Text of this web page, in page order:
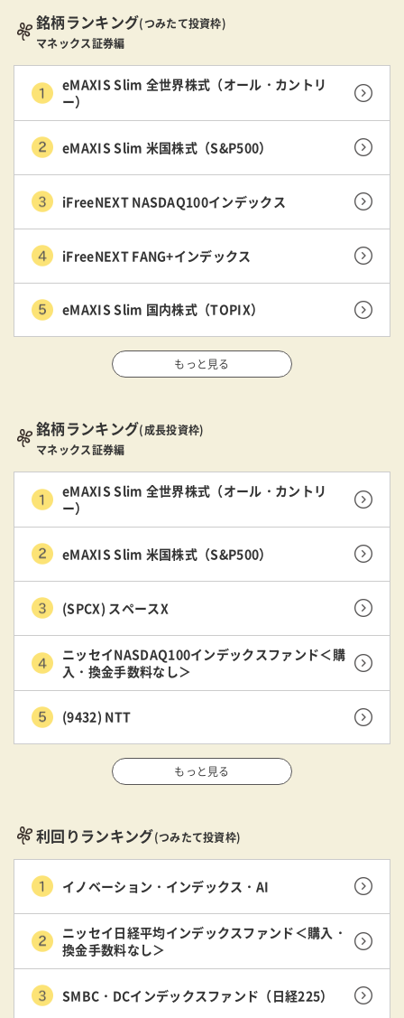
銘柄ランキング(つみたて投資枠)
マネックス証券編
eMAXIS Slim 全世界株式（オール・カントリ
ー）
eMAXIS Slim 米国株式（S&P500）
iFreeNEXT NASDAQ100インデックス
iFreeNEXT FANG+インデックス
eMAXIS Slim 国内株式（TOPIX）
もっと見る
銘柄ランキング(成長投資枠)
マネックス証券編
eMAXIS Slim 全世界株式（オール・カントリ
ー）
eMAXIS Slim 米国株式（S&P500）
(SPCX) スペースX
ニッセイNASDAQ100インデックスファンド＜購
入・換金手数料なし＞
(9432) NTT
もっと見る
利回りランキング(つみたて投資枠)
イノベーション・インデックス・AI
ニッセイ日経平均インデックスファンド＜購入・
換金手数料なし＞
SMBC・DCインデックスファンド（日経225）